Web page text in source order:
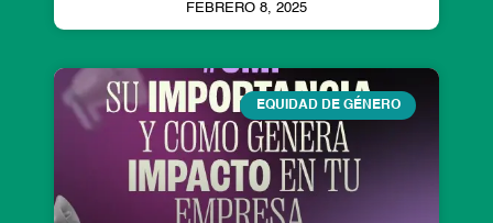
FEBRERO 8, 2025
EQUIDAD DE GÉNERO